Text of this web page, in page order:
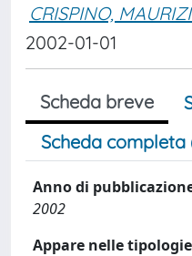
CRISPINO,
2002-01-01
Scheda breve
Scheda completa
Anno di
2002
Appare nelle